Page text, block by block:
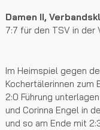
Damen II,
7:7 für den TSV in der
Im Heimspiel gegen
Kochertälerinnen zum
2:0 Führung
und Corinna Engel in
und so am Ende mit